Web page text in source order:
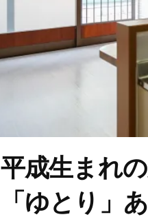
平成生まれ
「ゆとり」あ